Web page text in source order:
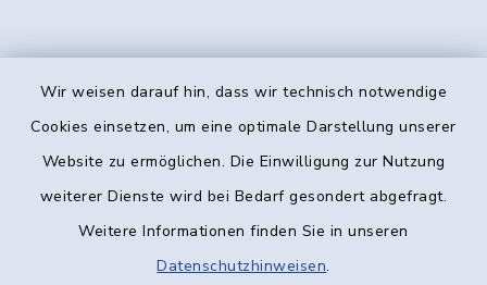
Wir weisen darauf hin, dass wir technisch notwendige
Cookies einsetzen, um eine optimale Darstellung unserer
Website zu ermöglichen. Die Einwilligung zur Nutzung
weiterer Dienste wird bei Bedarf gesondert abgefragt.
Weitere Informationen finden Sie in unseren
Datenschutzhinweisen.
Kontakt
Datenschutz